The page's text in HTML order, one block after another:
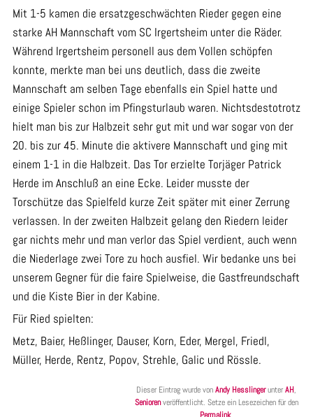
Mit 1-5 kamen die ersatzgeschwächten Rieder gegen eine
starke AH Mannschaft vom SC Irgertsheim unter die Räder.
Während Irgertsheim personell aus dem Vollen schöpfen
konnte, merkte man bei uns deutlich, dass die zweite
Mannschaft am selben Tage ebenfalls ein Spiel hatte und
einige Spieler schon im Pfingsturlaub waren. Nichtsdestotrotz
hielt man bis zur Halbzeit sehr gut mit und war sogar von der
20. bis zur 45. Minute die aktivere Mannschaft und ging mit
einem 1-1 in die Halbzeit. Das Tor erzielte Torjäger Patrick
Herde im Anschluß an eine Ecke. Leider musste der
Torschütze das Spielfeld kurze Zeit später mit einer Zerrung
verlassen. In der zweiten Halbzeit gelang den Riedern leider
gar nichts mehr und man verlor das Spiel verdient, auch wenn
die Niederlage zwei Tore zu hoch ausfiel. Wir bedanke uns bei
unserem Gegner für die faire Spielweise, die Gastfreundschaft
und die Kiste Bier in der Kabine.
Für Ried spielten:
Metz, Baier, Heßlinger, Dauser, Korn, Eder, Mergel, Friedl,
Müller, Herde, Rentz, Popov, Strehle, Galic und Rössle.
Dieser Eintrag wurde vonAndy HesslingerunterAH,
Seniorenveröffentlicht. Setze ein Lesezeichen für den